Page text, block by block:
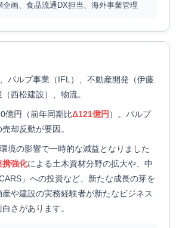
企画、食品流通DX担当、海外事業管理
パルプ事業（IFL）、不動産開発（伊藤
西松建設）、物流。
億円（前年同期比Δ121億円 ）。パルプ
却反動が要因。
境の影響で一時的な減益となりました
携強化による土木資材分野の拡大や、中
」への投資など、新たな成長の芽を
や建設の実務経験者が新たなビジネス
さがあります。